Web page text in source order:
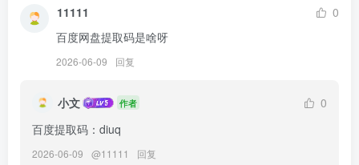
11111
0
百度网盘提取码是啥呀
2026-06-09 回复
小文 作者
0
百度提取码：diuq
2026-06-09 @11111 回复